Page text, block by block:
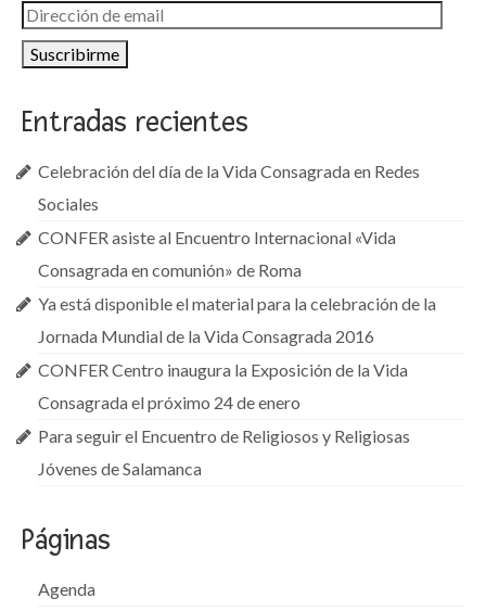
Dirección
de
email
Entradas recientes
Celebración del día de la Vida Consagrada en Redes
Sociales
CONFER asiste al Encuentro Internacional «Vida
Consagrada en comunión» de Roma
Ya está disponible el material para la celebración de la
Jornada Mundial de la Vida Consagrada 2016
CONFER Centro inaugura la Exposición de la Vida
Consagrada el próximo 24 de enero
Para seguir el Encuentro de Religiosos y Religiosas
Jóvenes de Salamanca
Páginas
Agenda